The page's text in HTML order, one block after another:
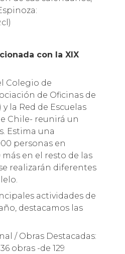
con la XIX
Colegio de
de Oficinas de
la Red de Escuelas
Chile- reunirá un
Estima una
personas en
más en el resto de las
realizarán diferentes
actividades de
destacamos las
/ Obras Destacadas:
obras -de 129